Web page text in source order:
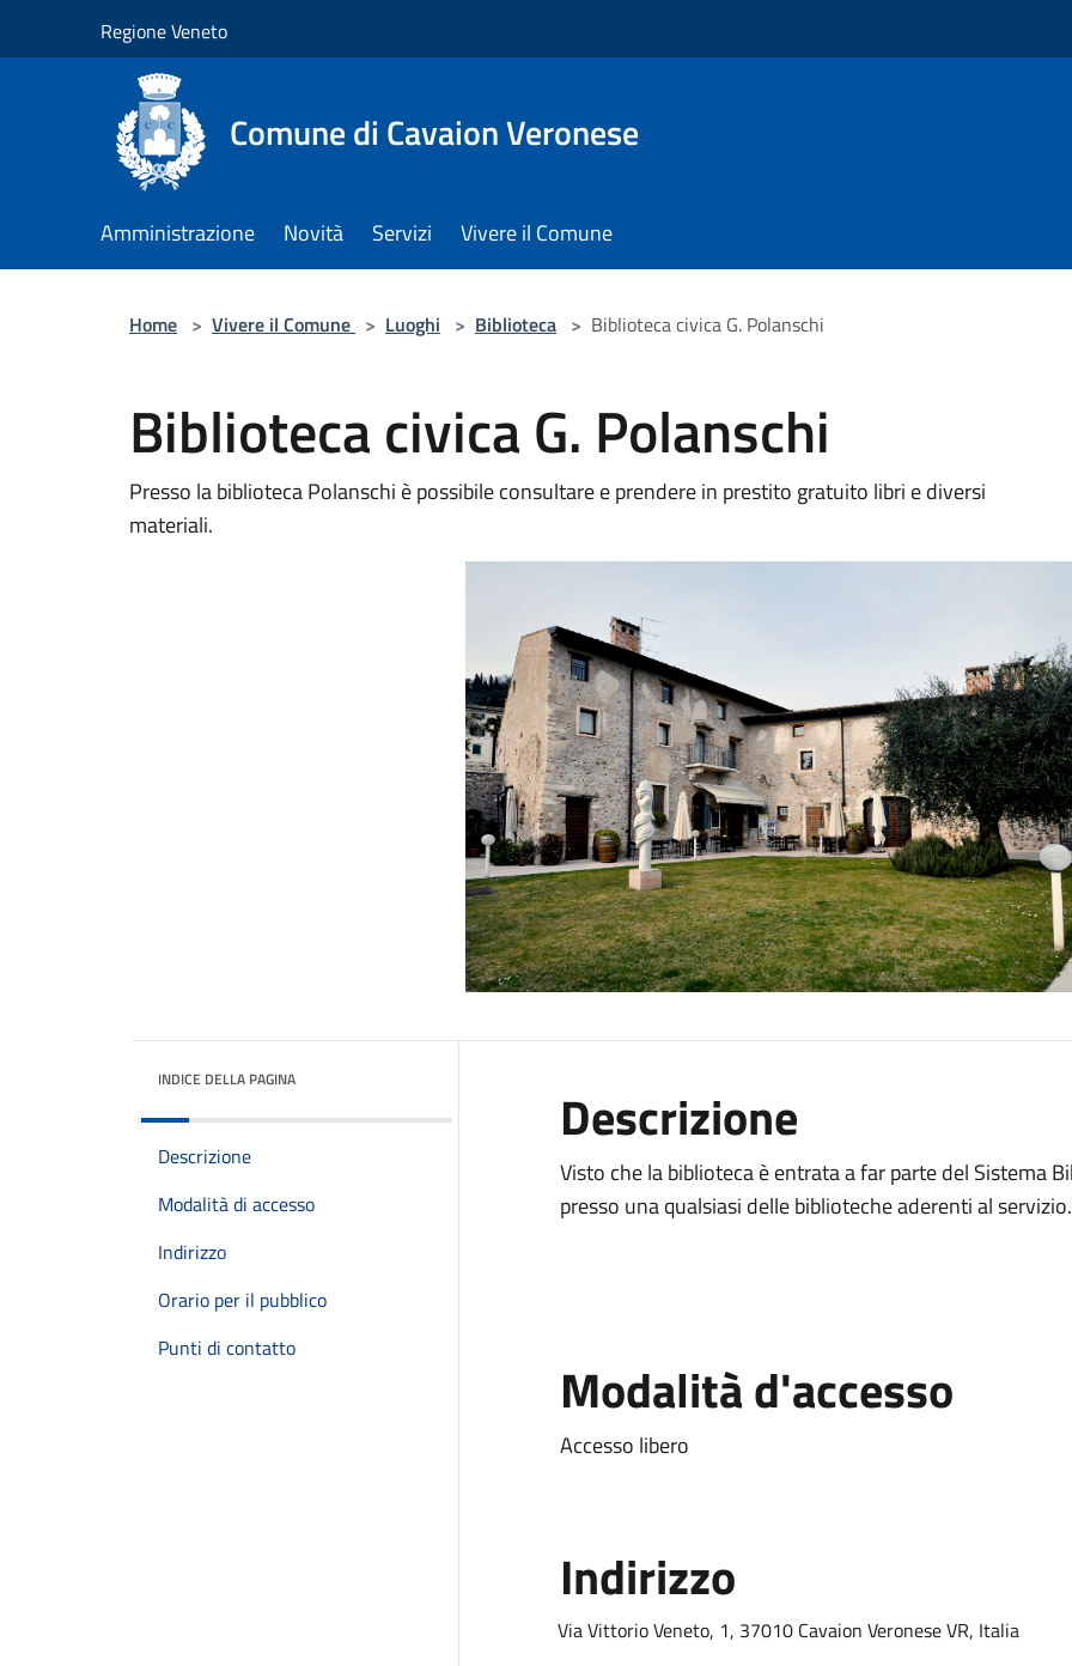
Regione Veneto
Comune di Cavaion Veronese
Amministrazione Novità Servizi Vivere il Comune
Home > Vivere il Comune > Luoghi > Biblioteca > Biblioteca civica G. Polanschi
Biblioteca civica G. Polanschi
Presso la biblioteca Polanschi è possibile consultare e prendere in prestito gratuito libri e diversi
materiali.
INDICE DELLA PAGINA
Descrizione
Modalità di accesso
Indirizzo
Orario per il pubblico
Punti di contatto
Descrizione
Visto che la biblioteca è entrata a far parte del Sistema
presso una qualsiasi delle biblioteche aderenti al
Modalità d'accesso
Accesso libero
Indirizzo
Via Vittorio Veneto, 1, 37010 Cavaion Veronese VR, Italia